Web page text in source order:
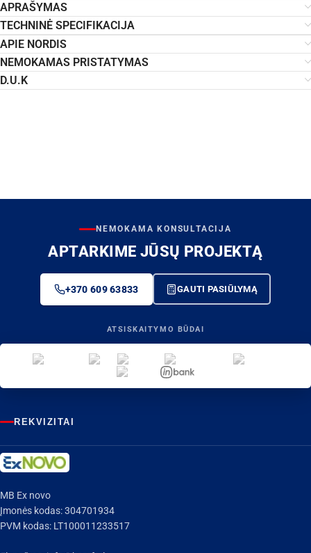
APRAŠYMAS
TECHNINĖ SPECIFIKACIJA
APIE NORDIS
NEMOKAMAS PRISTATYMAS
D.U.K
NEMOKAMA KONSULTACIJA
APTARKIME JŪSŲ PROJEKTĄ
+370 609 63833 GAUTI PASIŪLYMĄ
ATSISKAITYMO BŪDAI
REKVIZITAI
MB Ex novo
Įmonės kodas: 304701934
PVM kodas: LT100011233517